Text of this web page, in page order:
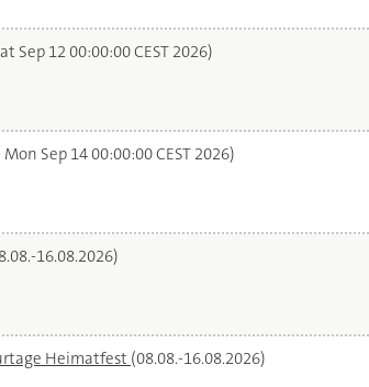
Sep 12 00:00:00 CEST 2026)
Sep 14 00:00:00 CEST 2026)
16.08.2026)
Heimatfest (08.08.-16.08.2026)